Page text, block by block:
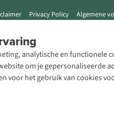
analytische en
om je gepersonaliseerde
voor het gebruik van cookies
Privacy Policy Algemene